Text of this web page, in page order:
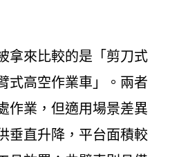
拿來比較的是「剪刀式
式高空作業車」。兩者
作業，但適用場景差異
垂直升降，平台面積較